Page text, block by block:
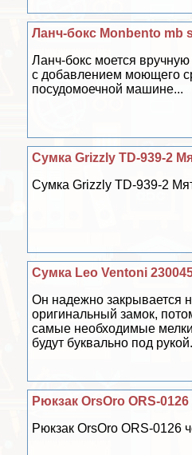
Ланч-бокс Monbento mb
Ланч-бокс моется
с добавлением моющего
посудомоечной машине...
Сумка Grizzly TD-939-2
Сумка Grizzly TD-939-2
Сумка Leo Ventoni
Он надежно закрывается
оригинальный замок,
самые необходимые
будут буквально под
Рюкзак OrsOro ORS-
Рюкзак OrsOro ORS-0126